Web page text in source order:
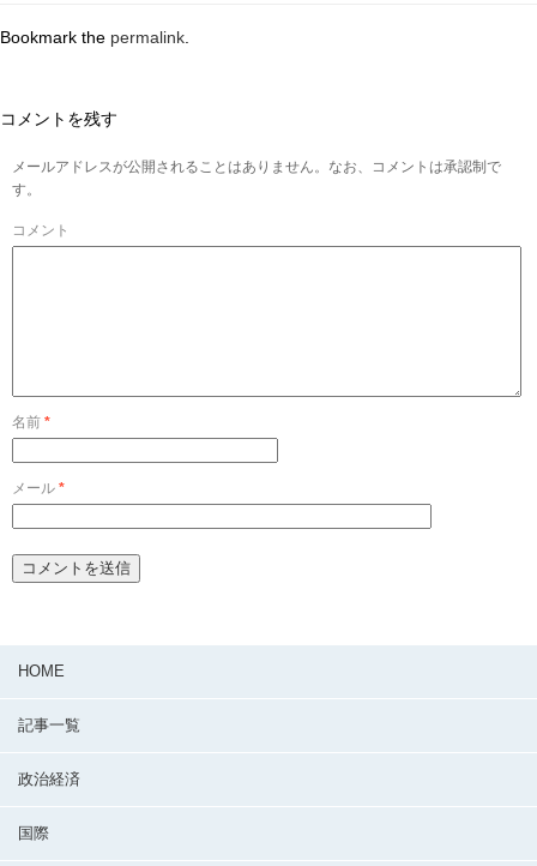
Bookmark the permalink
コメントを残す
メールアドレスが公開されることはありません。なお、コメントは承認制で
す。
コメント
名前 *
メール *
HOME
記事一覧
政治経済
国際